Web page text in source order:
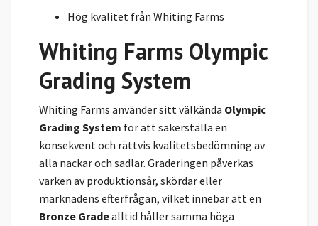
Hög kvalitet från Whiting Farms
Whiting Farms Olympic
Grading System
Whiting Farms använder sitt välkända Olympic
Grading System för att säkerställa en
konsekvent och rättvis kvalitetsbedömning av
alla nackar och sadlar. Graderingen påverkas
varken av produktionsår, skördar eller
marknadens efterfrågan, vilket innebär att en
Bronze Gradealltid håller samma höga